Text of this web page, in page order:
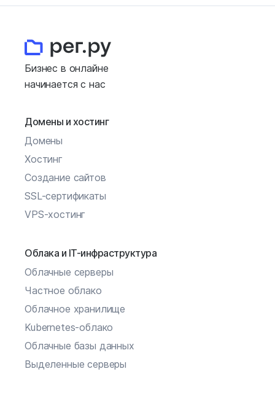
Бизнес в онлайне
начинается с нас
Домены и хостинг
Домены
Хостинг
Создание сайтов
SSL-сертификаты
VPS-хостинг
Облака и IT-инфраструктура
Облачные серверы
Частное облако
Облачное хранилище
Kubernetes-облако
Облачные базы данных
Выделенные серверы